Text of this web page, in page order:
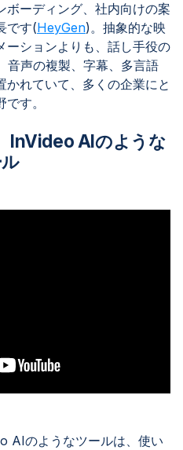
ボーディング、社内向けの案
です(HeyGen)。抽象的な映
ーションよりも、話し手役の
音声の複製、字幕、多言語
れていて、多くの企業にと
す。
InVideo AIのような
AIのようなツールは、使い